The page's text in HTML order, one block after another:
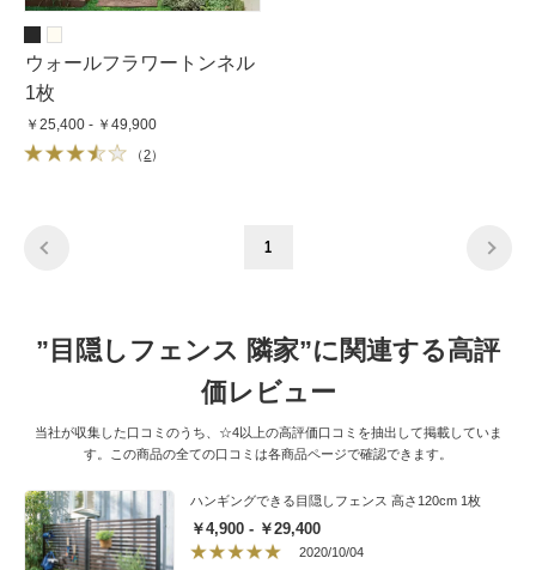
ウォールフラワートンネル
1枚
￥25,400 - ￥49,900
（2）
1
”目隠しフェンス 隣家”に関連する高評
価レビュー
当社が収集した口コミのうち、☆4以上の高評価口コミを抽出して掲載していま
す。この商品の全ての口コミは各商品ページで確認できます。
ハンギングできる目隠しフェンス 高さ120cm 1枚
￥4,900 - ￥29,400
2020/10/04